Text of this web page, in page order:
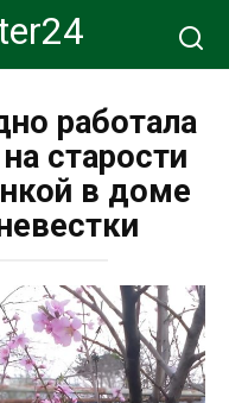
работала
старости
в доме